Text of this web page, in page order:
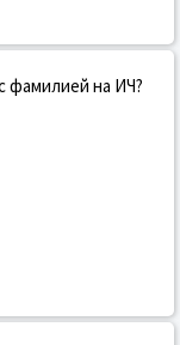
фамилией на ИЧ?